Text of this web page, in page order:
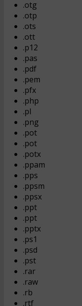
.otg
.otp
.ots
.ott
.p12
.pas
.pdf
.pem
.pfx
.php
.pl
.png
.pot
.pot
.potx
.ppam
.pps
.ppsm
.ppsx
.ppt
.ppt
.pptx
.ps1
.psd
.pst
.rar
.raw
.rb
.rtf